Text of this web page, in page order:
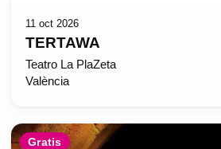
11 oct 2026
TERTAWA
Teatro La PlaZeta
València
Gratis